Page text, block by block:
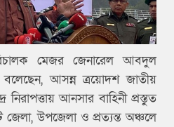
মেজর জেনারেল আবদুল
আসন্ন ত্রয়োদশ জাতীয়
নিরাপত্তায় আনসার বাহিনী প্রস্তুত
জেলা, উপজেলা ও প্রত্যন্ত অঞ্চলে